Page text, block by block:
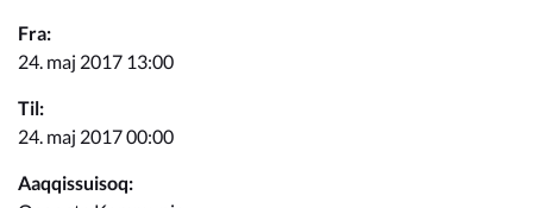
Kommunimi pilersaarut
Fra:
24. maj 2017 13:00
Til:
24. maj 2017 00:00
Aaqqissuisoq: